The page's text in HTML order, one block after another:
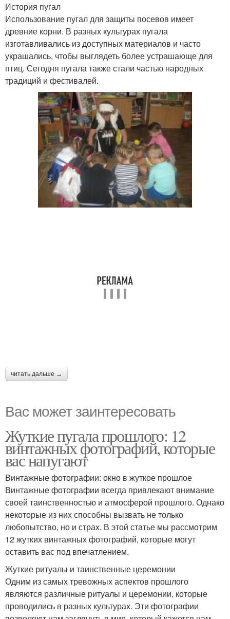
История пугал
Использование пугал для защиты посевов имеет
древние корни. В разных культурах пугала
изготавливались из доступных материалов и часто
украшались, чтобы выглядеть более устрашающе для
птиц. Сегодня пугала также стали частью народных
традиций и фестивалей.
читать дальше →
Вас может заинтересовать
Жуткие пугала прошлого: 12
винтажных фотографий, которые
вас напугают
Винтажные фотографии: окно в жуткое прошлое
Винтажные фотографии всегда привлекают внимание
своей таинственностью и атмосферой прошлого. Однако
некоторые из них способны вызвать не только
любопытство, но и страх. В этой статье мы рассмотрим
12 жутких винтажных фотографий, которые могут
оставить вас под впечатлением.
Жуткие ритуалы и таинственные церемонии
Одним из самых тревожных аспектов прошлого
являются различные ритуалы и церемонии, которые
проводились в разных культурах. Эти фотографии